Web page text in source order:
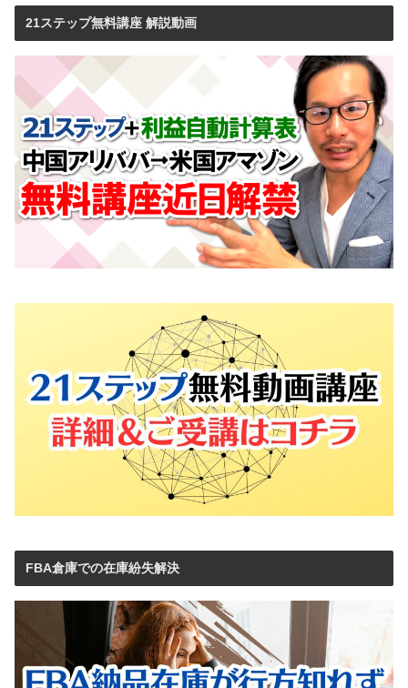
21ステップ無料講座 解説動画
FBA倉庫での在庫紛失解決